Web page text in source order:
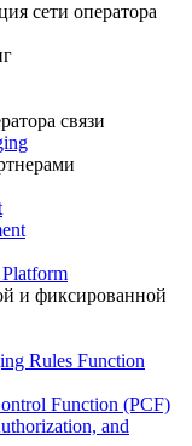
сети оператора
связи
и фиксированной
Rules Function
Function (PCF)
and